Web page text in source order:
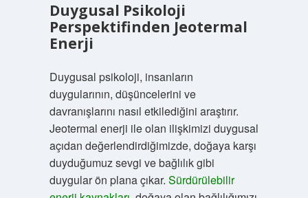
Duygusal Psikoloji
Perspektifinden Jeotermal
Enerji
Duygusal psikoloji, insanların
duygularının, düşüncelerini ve
davranışlarını nasıl etkilediğini araştırır.
Jeotermal enerji ile olan ilişkimizi duygusal
açıdan değerlendirdiğimizde, doğaya karşı
duyduğumuz sevgi ve bağlılık gibi
duygular ön plana çıkar. Sürdürülebilir